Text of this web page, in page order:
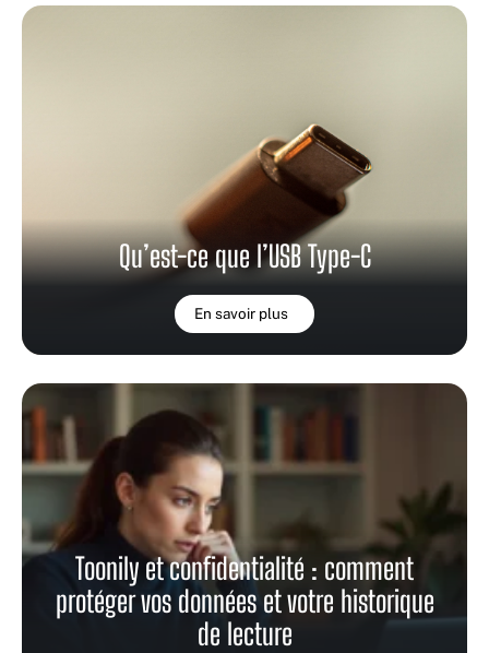
Qu’est-ce que l’USB Type-C
En savoir plus
Toonily et confidentialité : comment
protéger vos données et votre historique
de lecture